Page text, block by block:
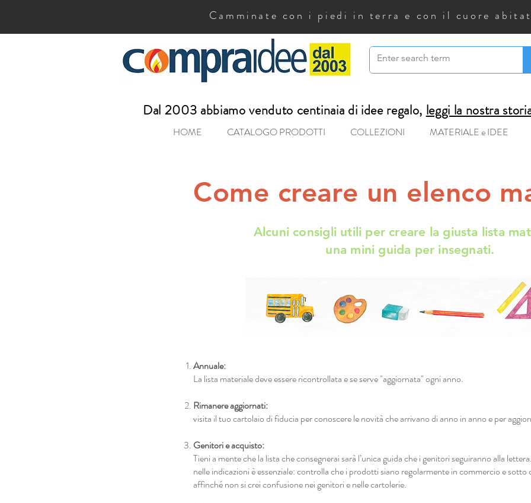
Camminate con i piedi in terra e con il cuore
Dal 2003 abbiamo venduto centinaia di idee regalo, leggi la nostra
HOME CATALOGO PRODOTTI COLLEZIONI MATERIALE e IDEE
Come creare un elenco
Alcuni consigli utili per creare la giusta lista
una mini guida per insegnati.
Annuale:
La lista materiale deve essere ricontrollata e se serve "aggiornata" ogni anno.
Rimanere aggiornati:
visita il tuo cartolaio di fiducia per conoscere le novità che arrivano di anno in anno e per
Genitori e acquisto:
Tieni a mente che la lista che consegnerai sarà l’unica guida che i genitori seguiranno alla
nelle indicazioni è essenziale: controlla che i prodotti siano regolarmente in commercio e sotto
affinché non si crei confusione nei genitori e nelle cartolerie.